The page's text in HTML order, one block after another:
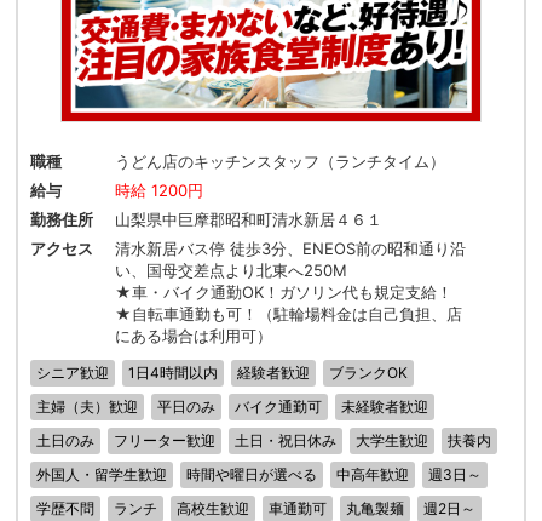
職種
うどん店のキッチンスタッフ（ランチタイム）
給与
時給 1200円
勤務住所
山梨県中巨摩郡昭和町清水新居４６１
アクセス
清水新居バス停 徒歩3分、ENEOS前の昭和通り沿
い、国母交差点より北東へ250M
★車・バイク通勤OK！ガソリン代も規定支給！
★自転車通勤も可！（駐輪場料金は自己負担、店
にある場合は利用可）
シニア歓迎 1日4時間以内 経験者歓迎
ブランクOK
主婦（夫）歓迎
平日のみ バイク通勤可
未経験者歓迎
土日のみ
フリーター歓迎 土日・祝日休み 大学生歓迎
扶養内
外国人・留学生歓迎
時間や曜日が選べる 中高年歓迎
週3日～
学歴不問
ランチ 高校生歓迎 車通勤可 丸亀製麺 週2日～